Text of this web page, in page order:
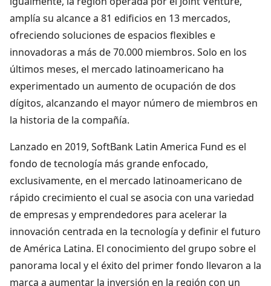
amplía su alcance a 81 edificios en 13 mercados,
ofreciendo soluciones de espacios flexibles e
innovadoras a más de 70.000 miembros. Solo en los
últimos meses, el mercado latinoamericano ha
experimentado un aumento de ocupación de dos
dígitos, alcanzando el mayor número de miembros en
la historia de la compañía.
Lanzado en 2019, SoftBank Latin America Fund es el
fondo de tecnología más grande enfocado,
exclusivamente, en el mercado latinoamericano de
rápido crecimiento el cual se asocia con una variedad
de empresas y emprendedores para acelerar la
innovación centrada en la tecnología y definir el futuro
de América Latina. El conocimiento del grupo sobre el
panorama local y el éxito del primer fondo llevaron a la
marca a aumentar la inversión en la región con un